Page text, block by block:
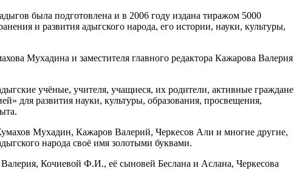
была подготовлена и в 2006 году издана тиражом 5000
и развития адыгского народа, его истории, науки, культуры,
Мухадина и заместителя главного редактора Кажарова Валерия
учёные, учителя, учащиеся, их родители, активные граждане
для развития науки, культуры, образования, просвещения,
Мухадин, Кажаров Валерий, Черкесов Али и многие другие,
народа своё имя золотыми буквами.
Кочиевой Ф.И., её сыновей Беслана и Аслана, Черкесова